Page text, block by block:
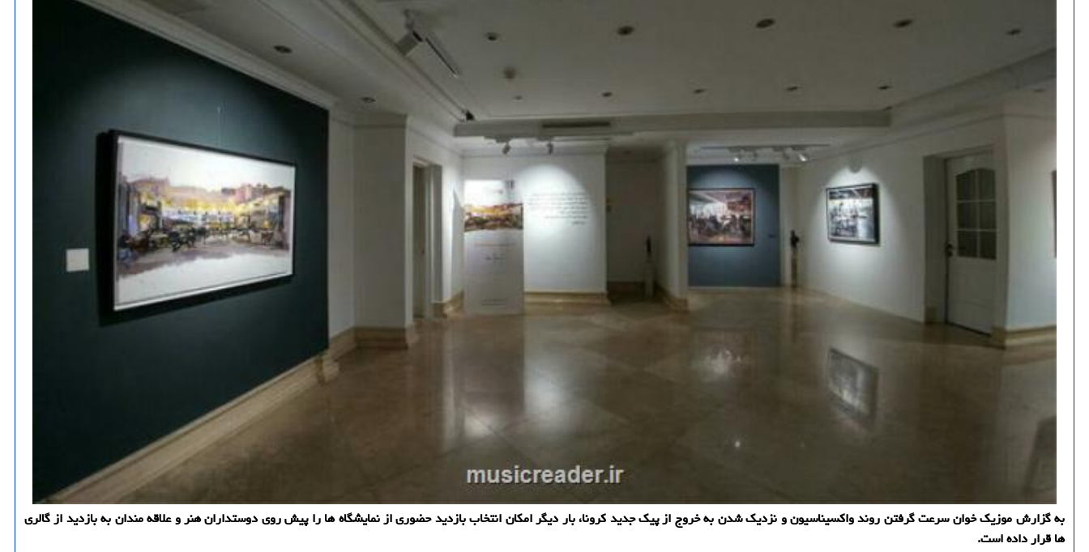
به گزارش موزیک خوان سرعت گرفتن روند واکسیناسیون و نزدیک شدن به خروج از پیک جدید کرونا، بار دیگر امکان انتخاب بازدید حضوری از نمایشگاه ها را پیش روی دوستداران هنر و علاقه مندان به بازدید از گالری
ها قرار داده است.